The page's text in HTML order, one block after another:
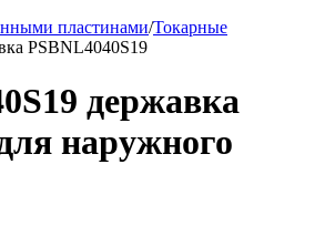
пластинами/Токарные
PSBNL4040S19
державка
наружного